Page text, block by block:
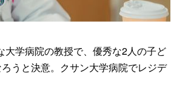
学病院の教授で、優秀な2人の子ど
うと決意。クサン大学病院でレジデ